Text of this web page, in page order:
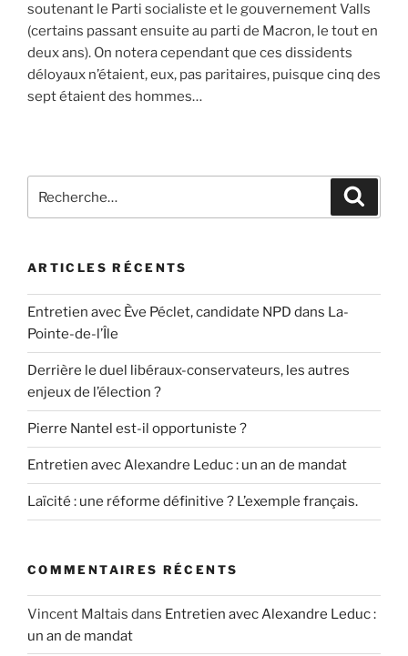
soutenant le Parti socialiste et le gouvernement Valls
(certains passant ensuite au parti de Macron, le tout en
deux ans). On notera cependant que ces dissidents
déloyaux n’étaient, eux, pas paritaires, puisque cinq des
sept étaient des hommes…
pour
ARTICLES RÉCENTS
Entretien avec Ève Péclet, candidate NPD dans La-
Pointe-de-l’Île
Derrière le duel libéraux-conservateurs, les autres
enjeux de l’élection ?
Pierre Nantel est-il opportuniste ?
Entretien avec Alexandre Leduc : un an de mandat
Laïcité : une réforme définitive ? L’exemple français.
COMMENTAIRES RÉCENTS
Vincent Maltais dans Entretien avec Alexandre Leduc :
un an de mandat